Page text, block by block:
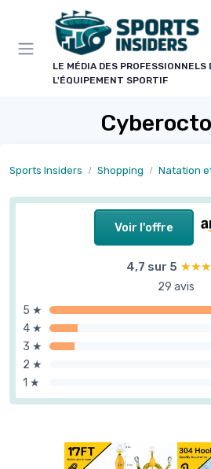
LE MÉDIA DES PROFESSIONNELS
L'ÉQUIPEMENT SPORTIF
Sports Insiders Shopping Natation
Voir l'offre
4,7 sur 5
29 avis
5 ★
4 ★
3 ★
2 ★
1 ★
Panneau de gestion des cookies